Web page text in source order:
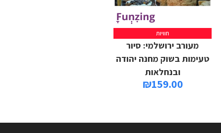
חוויות
מעורב ירושלמי: סיור
טעימות בשוק מחנה יהודה
ובנחלאות
₪159.00